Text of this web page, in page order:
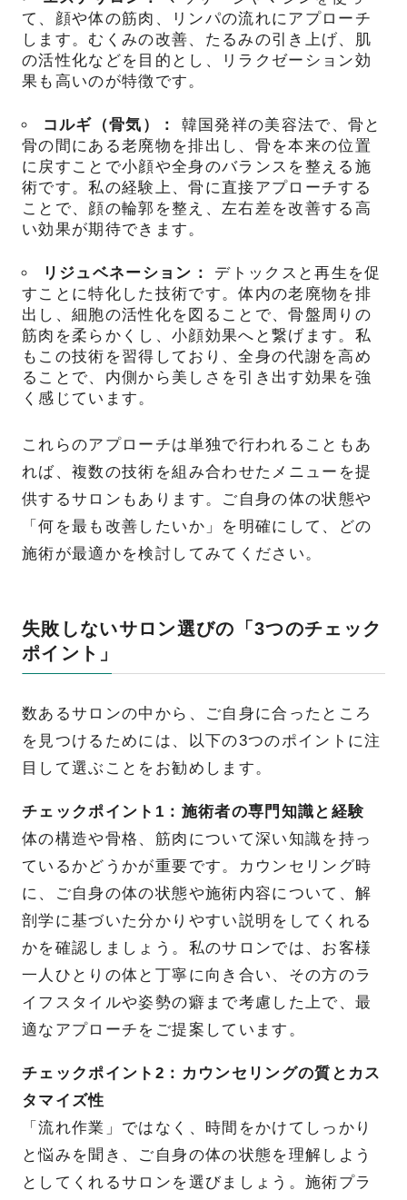
て、顔や体の筋肉、リンパの流れにアプローチ
します。むくみの改善、たるみの引き上げ、肌
の活性化などを目的とし、リラクゼーション効
果も高いのが特徴です。
コルギ（骨気）：
韓国発祥の美容法で、骨と
骨の間にある老廃物を排出し、骨を本来の位置
に戻すことで小顔や全身のバランスを整える施
術です。私の経験上、骨に直接アプローチする
ことで、顔の輪郭を整え、左右差を改善する高
い効果が期待できます。
リジュベネーション：
デトックスと再生を促
すことに特化した技術です。体内の老廃物を排
出し、細胞の活性化を図ることで、骨盤周りの
筋肉を柔らかくし、小顔効果へと繋げます。私
もこの技術を習得しており、全身の代謝を高め
ることで、内側から美しさを引き出す効果を強
く感じています。
これらのアプローチは単独で行われることもあ
れば、複数の技術を組み合わせたメニューを提
供するサロンもあります。ご自身の体の状態や
「何を最も改善したいか」を明確にして、どの
施術が最適かを検討してみてください。
失敗しないサロン選びの「3つのチェック
ポイント」
数あるサロンの中から、ご自身に合ったところ
を見つけるためには、以下の3つのポイントに注
目して選ぶことをお勧めします。
チェックポイント1：施術者の専門知識と経験
体の構造や骨格、筋肉について深い知識を持っ
ているかどうかが重要です。カウンセリング時
に、ご自身の体の状態や施術内容について、解
剖学に基づいた分かりやすい説明をしてくれる
かを確認しましょう。私のサロンでは、お客様
一人ひとりの体と丁寧に向き合い、その方のラ
イフスタイルや姿勢の癖まで考慮した上で、最
適なアプローチをご提案しています。
チェックポイント2：カウンセリングの質とカス
タマイズ性
「流れ作業」ではなく、時間をかけてしっかり
と悩みを聞き、ご自身の体の状態を理解しよう
としてくれるサロンを選びましょう。施術プラ